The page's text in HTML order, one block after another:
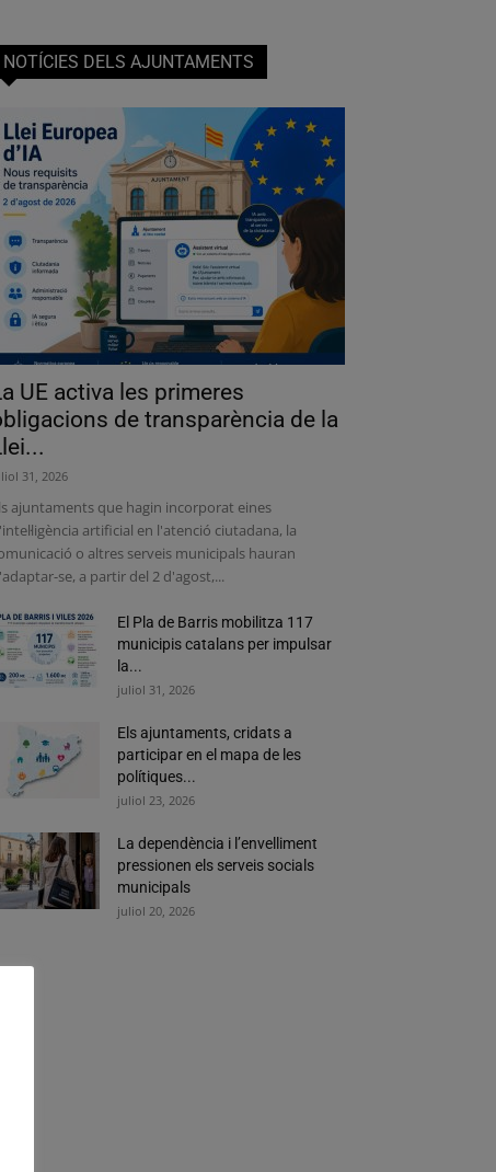
NOTÍCIES DELS AJUNTAMENTS
UE activa les primeres
de transparència de la
31, 2026
ajuntaments que hagin incorporat eines
artificial en l'atenció ciutadana, la
o altres serveis municipals hauran
se, a partir del 2 d'agost,...
El Pla de Barris mobilitza 117
municipis catalans per impulsar
la...
juliol 31, 2026
Els ajuntaments, cridats a
participar en el mapa de les
polítiques...
juliol 23, 2026
La dependència i l’envelliment
pressionen els serveis socials
municipals
juliol 20, 2026